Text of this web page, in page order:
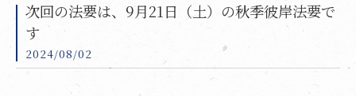
次回の法要は、9月21日（土）の秋季彼岸法要で
す
2024/08/02